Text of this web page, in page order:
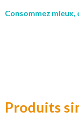
Consommez mieux,
Produits